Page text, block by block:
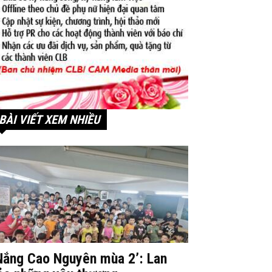
VIẾT XEM NHIỀU
Cao Nguyên mùa 2’: Lan